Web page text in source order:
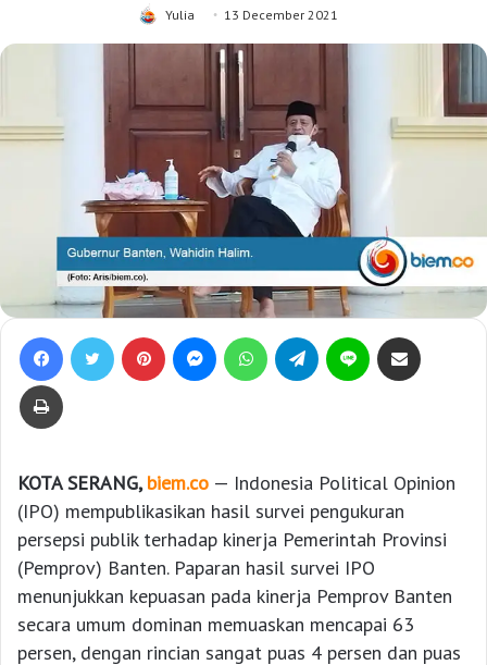
Yulia 13 December 2021
KOTA SERANG, biem.co — Indonesia Political Opinion
(IPO) mempublikasikan hasil survei pengukuran
persepsi publik terhadap kinerja Pemerintah Provinsi
(Pemprov) Banten. Paparan hasil survei IPO
menunjukkan kepuasan pada kinerja Pemprov Banten
secara umum dominan memuaskan mencapai 63
persen, dengan rincian sangat puas 4 persen dan puas